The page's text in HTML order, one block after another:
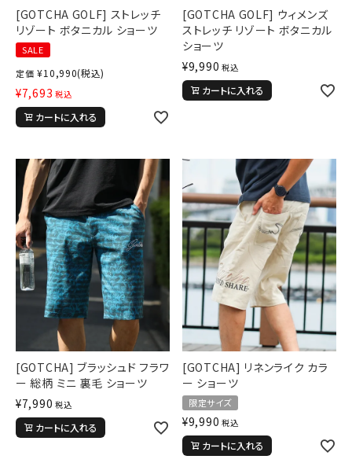
キーワードから探す
[GOTCHA GOLF] ストレッチ
リゾート ボタニカル ショーツ
SALE
定価 ¥10,990(税込)
¥7,693 税込
カートに入れる
[GOTCHA GOLF] ウィメンズ
ストレッチ リゾート ボタニカル
ショーツ
¥9,990 税込
カートに入れる
[GOTCHA] ブラッシュド フラワ
ー 総柄 ミニ 裏毛 ショーツ
¥7,990 税込
カートに入れる
[GOTCHA] リネンライク カラ
ー ショーツ
限定サイズ
¥9,990 税込
カートに入れる